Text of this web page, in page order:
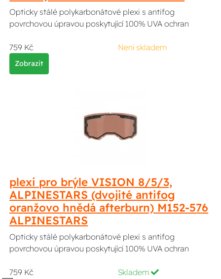
Opticky stálé polykarbonátové plexi s antifog
povrchovou úpravou poskytující 100% UVA ochran
759 Kč Není skladem
Zobrazit
plexi pro brýle VISION 8/5/3,
ALPINESTARS (dvojité antifog
oranžovo hnědá afterburn) M152-576
ALPINESTARS
Opticky stálé polykarbonátové plexi s antifog
povrchovou úpravou poskytující 100% UVA ochran
759 Kč
Skladem